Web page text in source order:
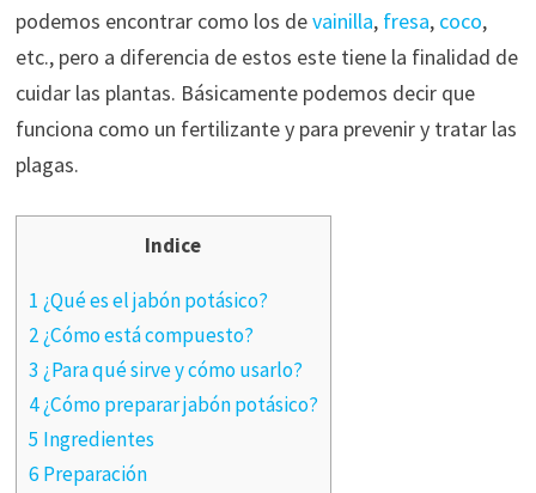
podemos encontrar como los devainilla, fresa, coco,
etc., pero a diferencia de estos este tiene la finalidad de
cuidar las plantas. Básicamente podemos decir que
funciona como un fertilizante y para prevenir y tratar las
plagas.
Indice
1 ¿Qué es el jabón potásico?
2 ¿Cómo está compuesto?
3 ¿Para qué sirve y cómo usarlo?
4 ¿Cómo preparar jabón potásico?
5 Ingredientes
6 Preparación